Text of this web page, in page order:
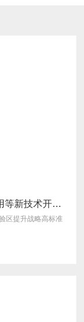
湖南：推动氢能制备、储存、输运、应用等新技术开发和全链条发展